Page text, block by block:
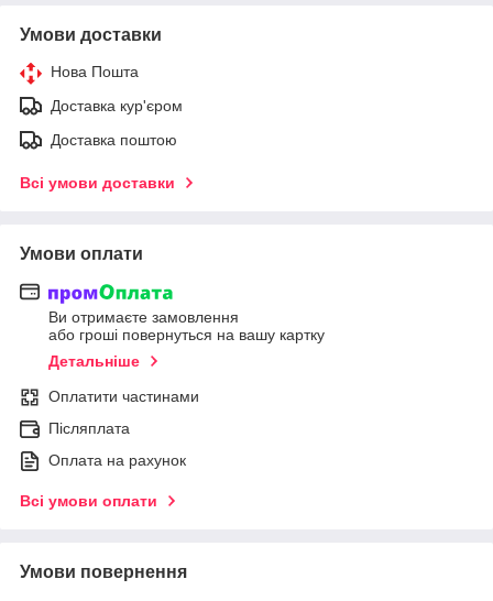
Умови доставки
Нова Пошта
Доставка кур'єром
Доставка поштою
Всі умови доставки
Умови оплати
Ви отримаєте замовлення
або гроші повернуться на вашу картку
Детальніше
Оплатити частинами
Післяплата
Оплата на рахунок
Всі умови оплати
Умови повернення